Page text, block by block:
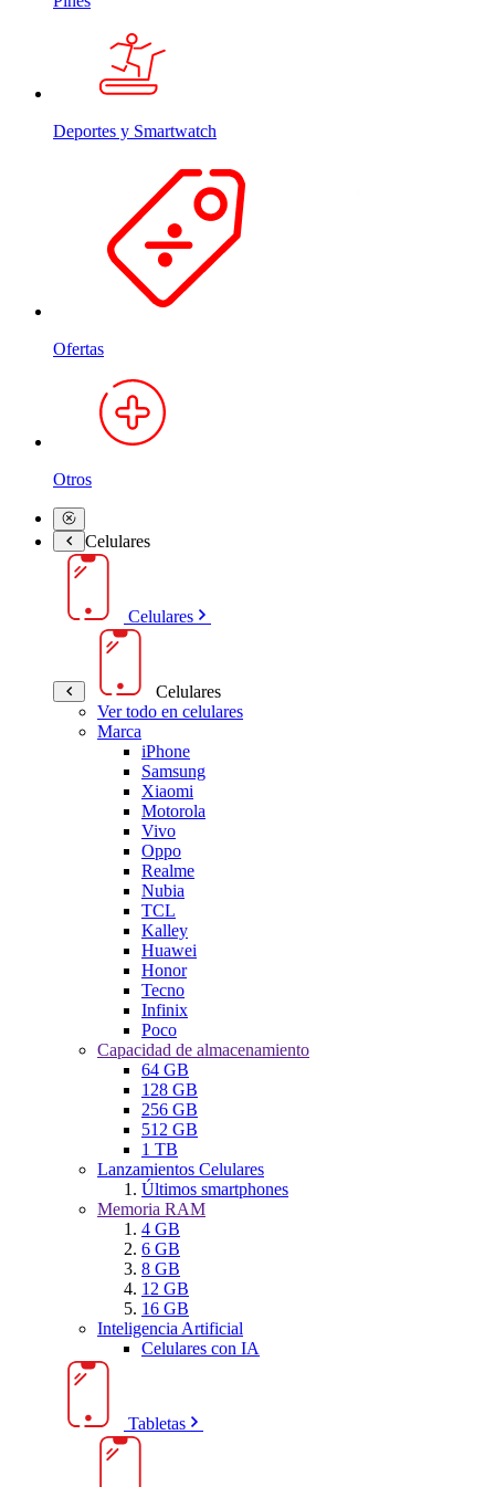
Deportes y Smartwatch
Ofertas
Otros
Celulares
Celulares
Celulares
Ver todo en celulares
Marca
iPhone
Samsung
Xiaomi
Motorola
Vivo
Oppo
Realme
Nubia
TCL
Kalley
Huawei
Honor
Tecno
Infinix
Poco
Capacidad de almacenamiento
64 GB
128 GB
256 GB
512 GB
1 TB
Lanzamientos Celulares
Últimos smartphones
Memoria RAM
4 GB
6 GB
8 GB
12 GB
16 GB
Inteligencia Artificial
Celulares con IA
Tabletas